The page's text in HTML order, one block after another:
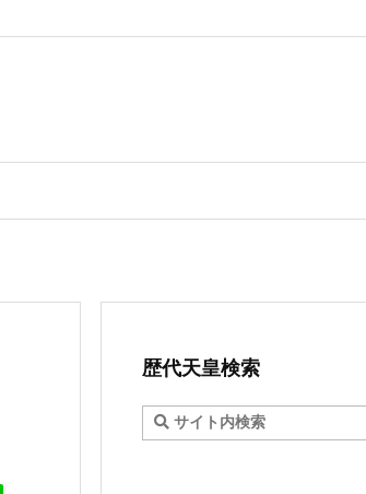
歴代天皇検索